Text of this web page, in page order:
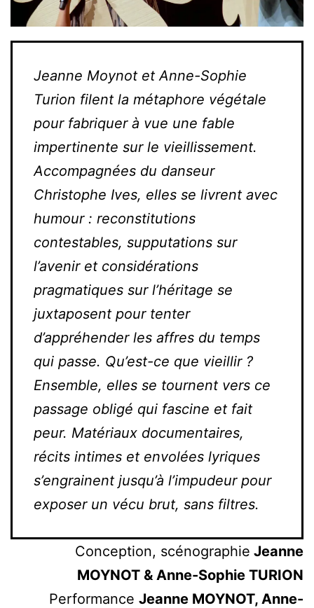
Jeanne Moynot et Anne-Sophie
Turion filent la métaphore végétale
pour fabriquer à vue une fable
impertinente sur le vieillissement.
Accompagnées du danseur
Christophe Ives, elles se livrent avec
humour : reconstitutions
contestables, supputations sur
l’avenir et considérations
pragmatiques sur l’héritage se
juxtaposent pour tenter
d’appréhender les affres du temps
qui passe. Qu’est-ce que vieillir ?
Ensemble, elles se tournent vers ce
passage obligé qui fascine et fait
peur. Matériaux documentaires,
récits intimes et envolées lyriques
s’engrainent jusqu’à l’impudeur pour
exposer un vécu brut, sans filtres.
Conception, scénographie Jeanne
MOYNOT & Anne-Sophie TURION
Performance Jeanne MOYNOT, Anne-